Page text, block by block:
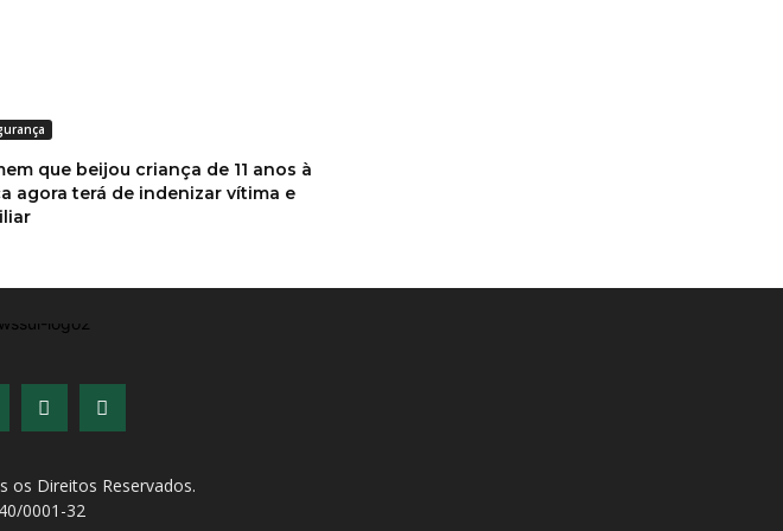
que beijou criança de 11 anos à
agora terá de indenizar vítima e
os Direitos Reservados.
0001-32